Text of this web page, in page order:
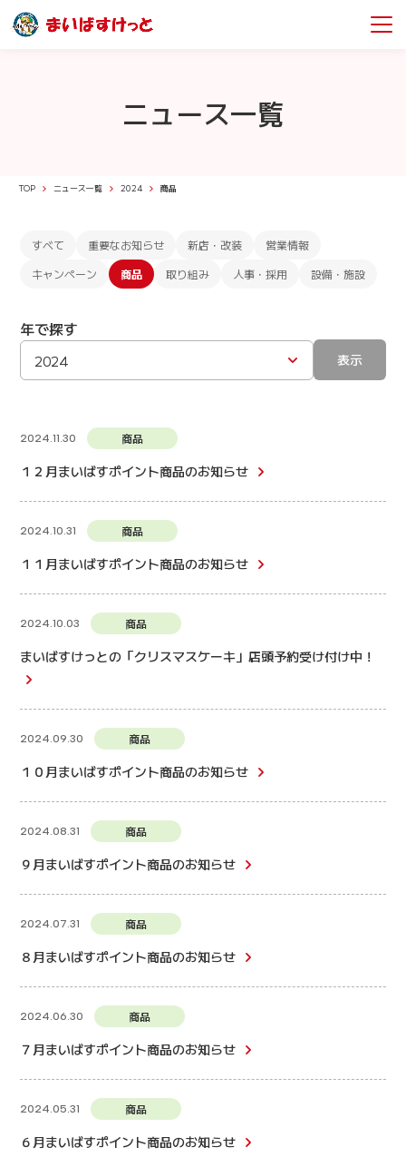
ニュース一覧
TOP ニュース一覧 2024 商品
すべて 重要なお知らせ 新店・改装
営業情報
キャンペーン
商品 取り組み 人事・採用 設備・施設
年で探す
2024 表示
2024.11.30 商品
１２月まいばすポイント商品のお知らせ
2024.10.31 商品
１１月まいばすポイント商品のお知らせ
2024.10.03 商品
まいばすけっとの「クリスマスケーキ」店頭予約受け付け中！
2024.09.30 商品
１０月まいばすポイント商品のお知らせ
2024.08.31 商品
９月まいばすポイント商品のお知らせ
2024.07.31 商品
８月まいばすポイント商品のお知らせ
2024.06.30 商品
７月まいばすポイント商品のお知らせ
2024.05.31 商品
６月まいばすポイント商品のお知らせ